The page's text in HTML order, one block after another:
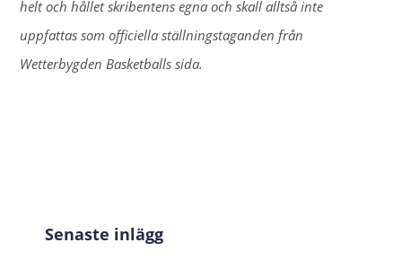
helt och hållet skribentens egna och skall alltså inte
uppfattas som officiella ställningstaganden från
Wetterbygden Basketballs sida.
Senaste inlägg